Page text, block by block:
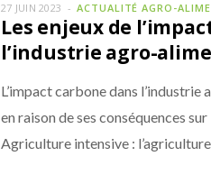
27 JUIN 2023 ACTUALITÉ AGRO-
Les enjeux de
l’industrie agro-
L’impact carbone dans
en raison de ses conséquences
Agriculture intensive :